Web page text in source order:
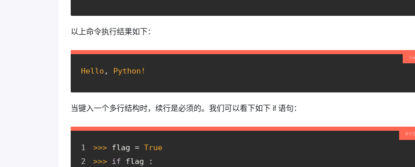
以上命令执行结果如下：
Hello , Python!
当键入一个多行结构时，续行是必须的。我们可以看下如下 if 语句：
>>> flag = True
>>> if flag :